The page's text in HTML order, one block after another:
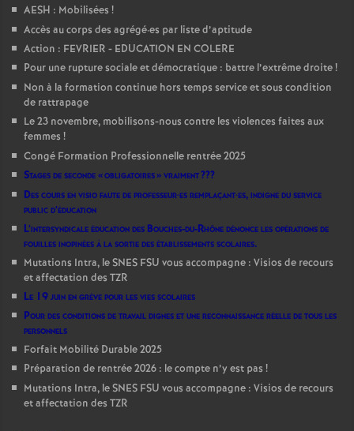
AESH : Mobilisées !
Accès au corps des agrégé·es par liste d’aptitude
Action : FEVRIER - EDUCATION EN COLERE
Pour une rupture sociale et démocratique : battre l’extrême droite!
Non à la formation continue hors temps service et sous condition
de rattrapage
Le 23 novembre, mobilisons-nous contre les violences faites aux
femmes !
Congé Formation Professionnelle rentrée 2025
Stages de seconde «obligatoires» vraiment???
Des cours en visio faute de professeur·es remplaçant·es, indigne du service
public d’éducation
L’intersyndicale éducation des Bouches-du-Rhône dénonce les opérations de
fouilles inopinées à la sortie des établissements scolaires.
Mutations Intra, le SNES FSU vous accompagne : Visios de recours
et affectation des TZR
Le 19 juin en grève pour les vies scolaires
Pour des conditions de travail dignes et une reconnaissance réelle de tous les
personnels
Forfait Mobilité Durable 2025
Préparation de rentrée 2026 : le compte n’y est pas !
Mutations Intra, le SNES FSU vous accompagne : Visios de recours
et affectation des TZR